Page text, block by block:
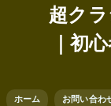
超ク
｜初
ホーム お問い合わ